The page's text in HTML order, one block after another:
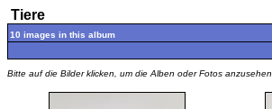
Tiere
10 images in this album
Bitte auf die Bilder klicken, um die Alben oder Fotos anzusehen.